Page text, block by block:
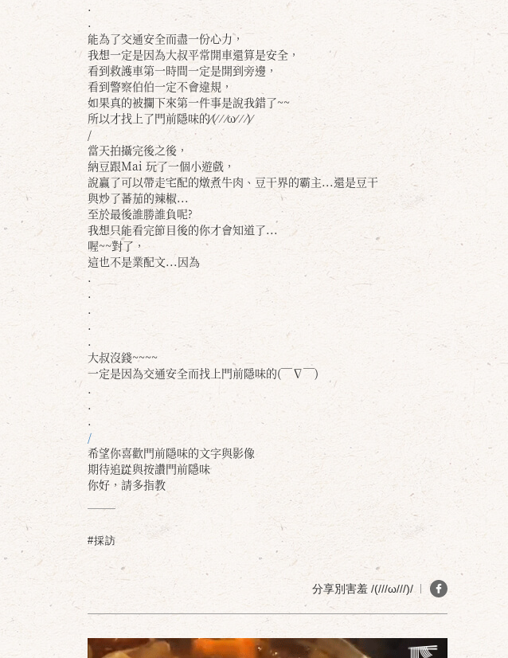
.
.
能為了交通安全而盡一份心力，
我想一定是因為大叔平常開車還算是安全，
看到救護車第一時間一定是開到旁邊，
看到警察伯伯一定不會違規，
如果真的被攔下來第一件事是說我錯了~~
所以才找上了門前隱味的⁄(⁄ ⁄ ⁄ω⁄ ⁄ ⁄)⁄
/
當天拍攝完後之後，
納豆跟Mai 玩了一個小遊戲，
說贏了可以帶走宅配的燉煮牛肉、豆干界的霸主...還是豆干
與炒了蕃茄的辣椒...
至於最後誰勝誰負呢?
我想只能看完節目後的你才會知道了...
喔~~對了，
這也不是業配文...因為
.
.
.
.
.
大叔沒錢~~~~
一定是因為交通安全而找上門前隱味的(￣∇￣)
.
.
.
/
希望你喜歡門前隱味的文字與影像
期待追踨與按讚門前隱味
你好，請多指教
#採訪
分享別害羞 /(///ω///)/